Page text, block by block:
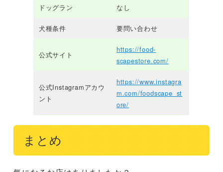
ドッグラン なし
犬種条件 要問い合わせ
公式サイト
https://food-
scapestore.com/
公式Instagramアカウ
ント
https://www.instagra
m.com/foodscape_st
ore/
まとめ